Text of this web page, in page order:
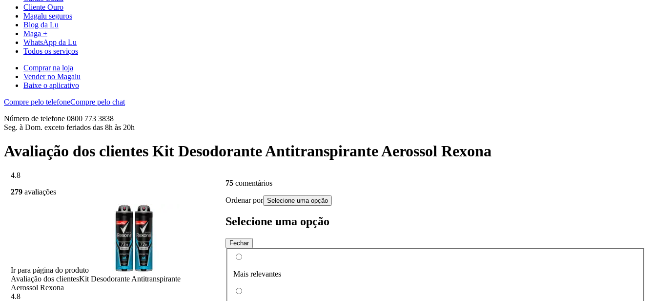
Cliente Ouro
Magalu seguros
Blog da Lu
Maga +
WhatsApp da Lu
Todos os serviços
Comprar na loja
Vender no Magalu
Baixe o aplicativo
Compre pelo telefoneCompre pelo chat
Número de telefone 0800 773 3838
Seg. à Dom. exceto feriados das 8h às 20h
Avaliação dos clientes Kit Desodorante Antitranspirante Aerossol Rexona
4.8
279 avaliações
Ir para página do produto
Avaliação dos clientesKit Desodorante Antitranspirante
Aerossol Rexona
4.8
75 comentários
Ordenar por Selecione uma opção
Selecione uma opção
Fechar
Mais relevantes